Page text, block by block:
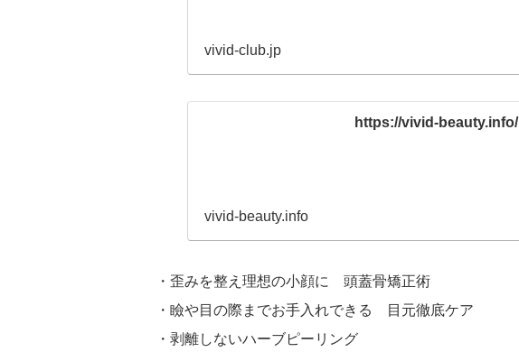
vivid-club.jp
https://vivid-beauty.info/
vivid-beauty.info
・歪みを整え理想の小顔に 頭蓋骨矯正術
・瞼や目の際までお手入れできる 目元徹底ケア
・剥離しないハーブピーリング